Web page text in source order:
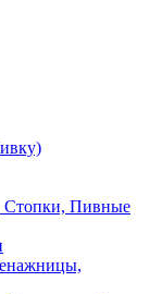
Пивные